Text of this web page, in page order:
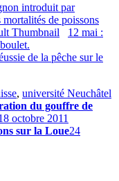
introduit par
de poissons
12 mai :
de la pêche sur le
, université Neuchâtel
du gouffre de
octobre 2011
sur la Loue24